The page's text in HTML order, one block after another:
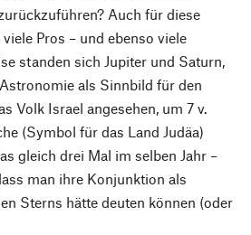
Auch für diese
Pros – und ebenso viele
standen sich Jupiter und Saturn,
als Sinnbild für den
Volk Israel angesehen, um 7 v.
(Symbol für das Land Judäa)
gleich drei Mal im selben Jahr –
man ihre Konjunktion als
Sterns hätte deuten können (oder